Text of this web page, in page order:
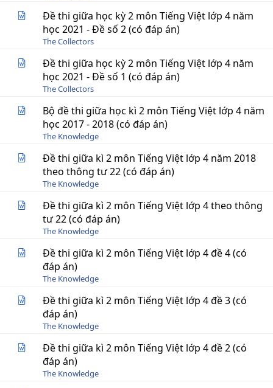
Đề thi giữa học kỳ 2 môn Tiếng Việt lớp 4 năm
học 2021 - Đề số 2 (có đáp án)
The Collectors
Đề thi giữa học kỳ 2 môn Tiếng Việt lớp 4 năm
học 2021 - Đề số 1 (có đáp án)
The Collectors
Bộ đề thi giữa học kì 2 môn Tiếng Việt lớp 4 năm
học 2017 - 2018 (có đáp án)
The Knowledge
Đề thi giữa kì 2 môn Tiếng Việt lớp 4 năm 2018
theo thông tư 22 (có đáp án)
The Knowledge
Đề thi giữa kì 2 môn Tiếng Việt lớp 4 theo thông
tư 22 (có đáp án)
The Knowledge
Đề thi giữa kì 2 môn Tiếng Việt lớp 4 đề 4 (có
đáp án)
The Knowledge
Đề thi giữa kì 2 môn Tiếng Việt lớp 4 đề 3 (có
đáp án)
The Knowledge
Đề thi giữa kì 2 môn Tiếng Việt lớp 4 đề 2 (có
đáp án)
The Knowledge